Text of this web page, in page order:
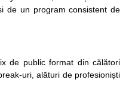
de un program consistent de
de public format din călători
uri, alături de profesioniști